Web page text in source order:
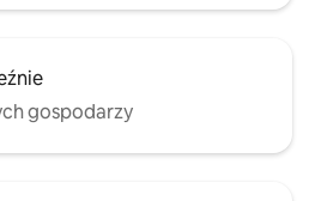
gospodarzy